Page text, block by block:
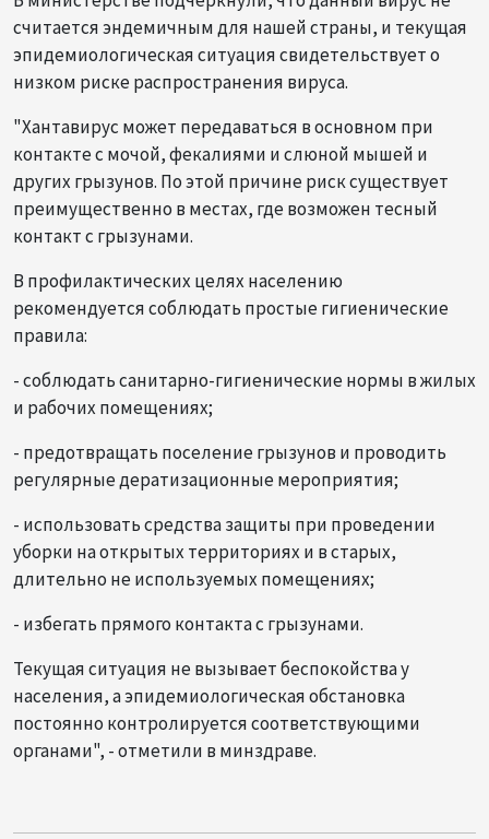
считается эндемичным для нашей страны, и текущая
эпидемиологическая ситуация свидетельствует о
низком риске распространения вируса.
"Хантавирус может передаваться в основном при
контакте с мочой, фекалиями и слюной мышей и
других грызунов. По этой причине риск существует
преимущественно в местах, где возможен тесный
контакт с грызунами.
В профилактических целях населению
рекомендуется соблюдать простые гигиенические
правила:
- соблюдать санитарно-гигиенические нормы в жилых
и рабочих помещениях;
- предотвращать поселение грызунов и проводить
регулярные дератизационные мероприятия;
- использовать средства защиты при проведении
уборки на открытых территориях и в старых,
длительно не используемых помещениях;
- избегать прямого контакта с грызунами.
Текущая ситуация не вызывает беспокойства у
населения, а эпидемиологическая обстановка
постоянно контролируется соответствующими
органами", - отметили в минздраве.